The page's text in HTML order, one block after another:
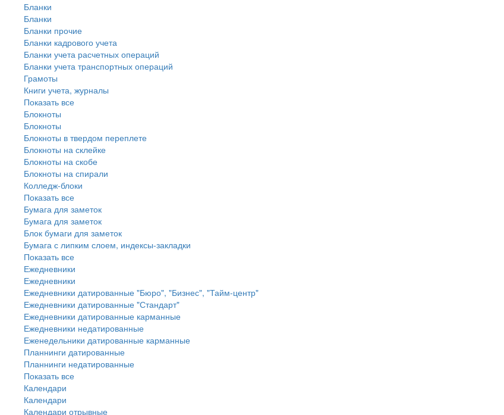
Бланки
Бланки
Бланки прочие
Бланки кадрового учета
Бланки учета расчетных операций
Бланки учета транспортных операций
Грамоты
Книги учета, журналы
Показать все
Блокноты
Блокноты
Блокноты в твердом переплете
Блокноты на склейке
Блокноты на скобе
Блокноты на спирали
Колледж-блоки
Показать все
Бумага для заметок
Бумага для заметок
Блок бумаги для заметок
Бумага с липким слоем, индексы-закладки
Показать все
Ежедневники
Ежедневники
Ежедневники датированные "Бюро", "Бизнес", "Тайм-центр"
Ежедневники датированные "Стандарт"
Ежедневники датированные карманные
Ежедневники недатированные
Еженедельники датированные карманные
Планнинги датированные
Планнинги недатированные
Показать все
Календари
Календари
Календари отрывные